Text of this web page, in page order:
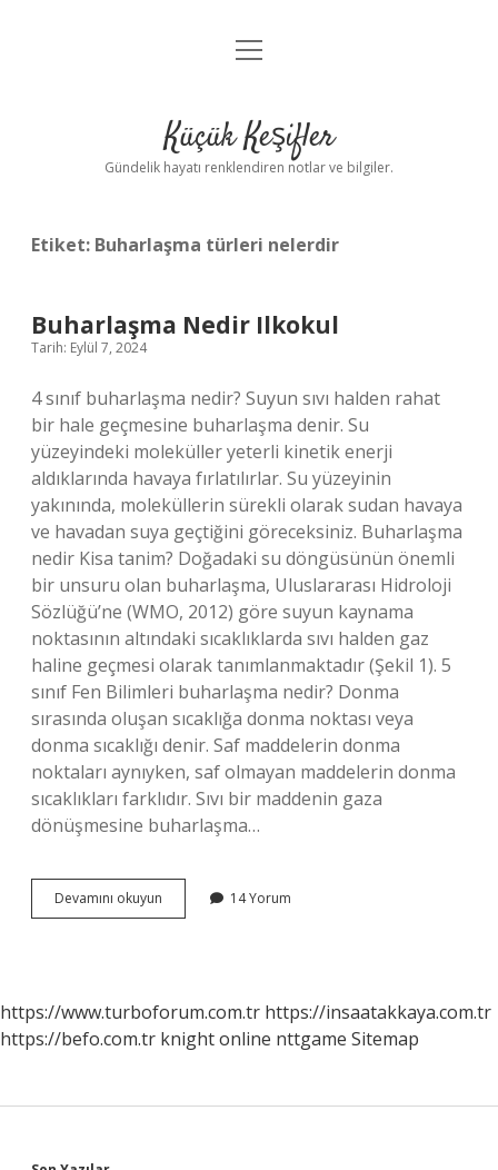
Anasayfa
Yasal Uyarı
menüyü
Küçük Keşifler
Gündelik hayatı renklendiren notlar ve bilgiler.
Etiket: Buharlaşma türleri nelerdir
Buharlaşma Nedir Ilkokul
Tarih: Eylül 7, 2024
4 sınıf buharlaşma nedir? Suyun sıvı halden rahat
bir hale geçmesine buharlaşma denir. Su
yüzeyindeki moleküller yeterli kinetik enerji
aldıklarında havaya fırlatılırlar. Su yüzeyinin
yakınında, moleküllerin sürekli olarak sudan havaya
ve havadan suya geçtiğini göreceksiniz. Buharlaşma
nedir Kisa tanim? Doğadaki su döngüsünün önemli
bir unsuru olan buharlaşma, Uluslararası Hidroloji
Sözlüğü’ne (WMO, 2012) göre suyun kaynama
noktasının altındaki sıcaklıklarda sıvı halden gaz
haline geçmesi olarak tanımlanmaktadır (Şekil 1). 5
sınıf Fen Bilimleri buharlaşma nedir? Donma
sırasında oluşan sıcaklığa donma noktası veya
donma sıcaklığı denir. Saf maddelerin donma
noktaları aynıyken, saf olmayan maddelerin donma
sıcaklıkları farklıdır. Sıvı bir maddenin gaza
dönüşmesine buharlaşma…
Devamını okuyun Buharlaşma
Nedir
14 Yorum
https://www.turboforum.com.tr https://insaatakkaya.com.tr
https://befo.com.tr knight online nttgame Sitemap